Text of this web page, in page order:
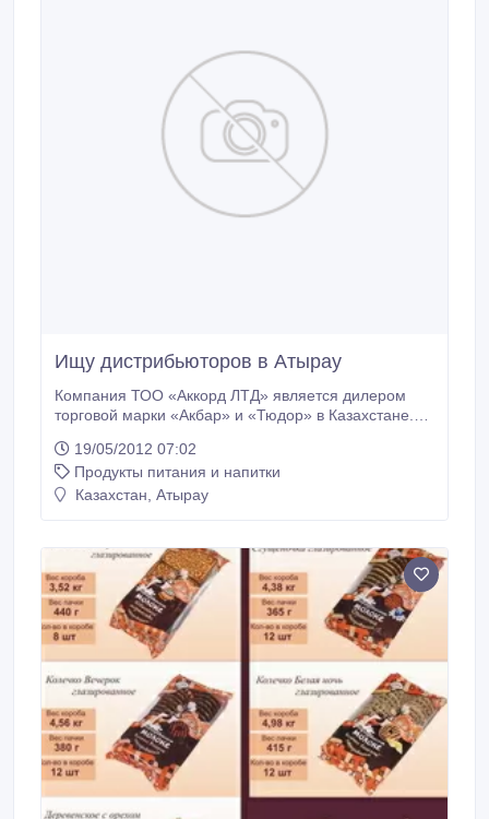
Ищу дистрибьюторов в Атырау
Компания ТОО «Аккорд ЛТД» является дилером
торговой марки «Акбар» и «Тюдор» в Казахстане.
марок в Атырау..
19/05/2012 07:02
Продукты питания и напитки
Казахстан, Атырау